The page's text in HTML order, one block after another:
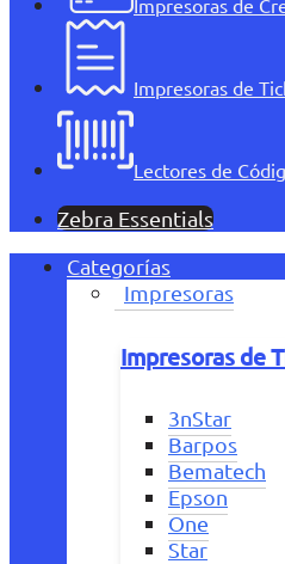
Impresoras de
Impresoras de
Lectores de
Zebra Essentials
Categorías
Impresoras
Impresoras de
3nStar
Barpos
Bematech
Epson
One
Star